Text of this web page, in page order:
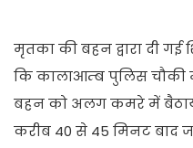
मृतका की बहन द्वारा दी
कि कालाआम्ब पुलिस चौकी
बहन को अलग कमरे में
करीब 40 से 45 मिनट बाद